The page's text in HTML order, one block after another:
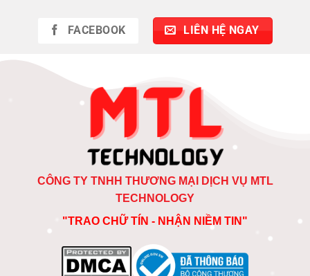
FACEBOOK LIÊN HỆ NGAY
CÔNG TY TNHH THƯƠNG MẠI DỊCH VỤ MTL
TECHNOLOGY
"TRAO CHỮ TÍN - NHẬN NIỀM TIN"